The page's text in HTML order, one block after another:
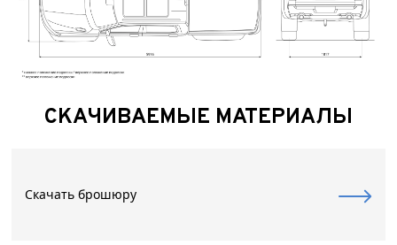
СКАЧИВАЕМЫЕ МАТЕРИАЛЫ
Скачать брошюру